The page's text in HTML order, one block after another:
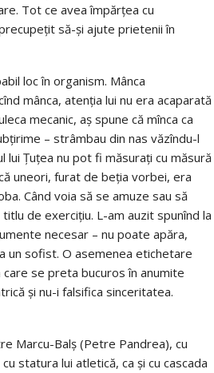
Tot ce avea împărțea cu
să-și ajute prietenii în
loc în organism. Mânca
mânca, atenția lui nu era acaparată
mecanic, aș spune că mînca ca
– strâmbau din nas văzîndu-l
lui Țuțea nu pot fi măsurați cu măsură
uneori, furat de beția vorbei, era
Când voia să se amuze sau să
de exercițiu. L-am auzit spunînd la
necesar – nu poate apăra,
un sofist. O asemenea etichetare
se preta bucuros în anumite
și nu-i falsifica sinceritatea.
Marcu-Balș (Petre Pandrea), cu
statura lui atletică, ca și cu cascada